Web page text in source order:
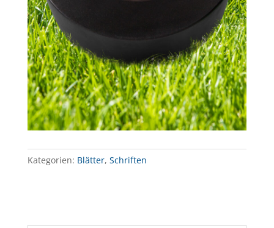
Kategorien: Blätter, Schriften